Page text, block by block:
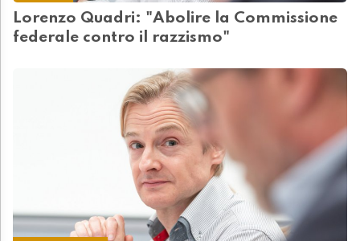
Lorenzo Quadri: "Abolire la Commissione
federale contro il razzismo"